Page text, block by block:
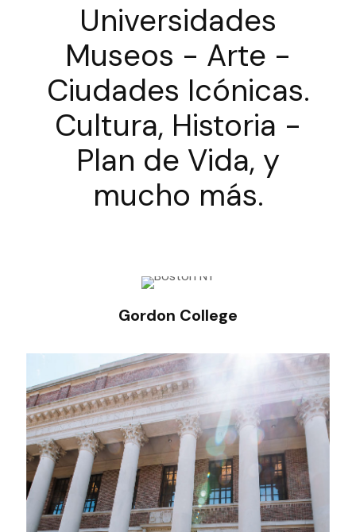
Universidades
Museos - Arte -
Ciudades Icónicas.
Cultura, Historia -
Plan de Vida, y
mucho más.
Gordon College